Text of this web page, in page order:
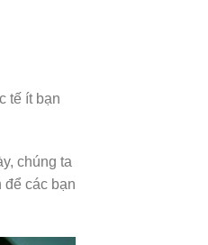
tế ít bạn
chúng ta
các bạn